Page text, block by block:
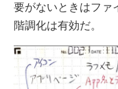
要がないときはファ
階調化は有効だ。